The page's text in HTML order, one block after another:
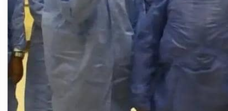
ناشطة
بحزب